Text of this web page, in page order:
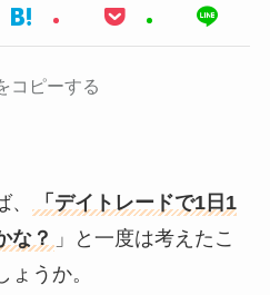
コピーする
「デイトレードで1日1
な？
」と一度は考えたこ
うか。